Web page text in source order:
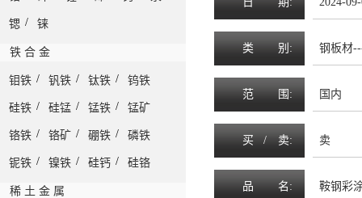
锶 / 铼
铁 合 金
钼铁 / 钒铁 / 钛铁 / 钨铁
硅铁 / 硅锰 / 锰铁 / 锰矿
铬铁 / 铬矿 / 硼铁 / 磷铁
铌铁 / 镍铁 / 硅钙 / 硅铬
稀 土 金 属
类 别: 钢板材
范 围 : 国内
买 / 卖: 卖
品 名 : 鞍钢彩